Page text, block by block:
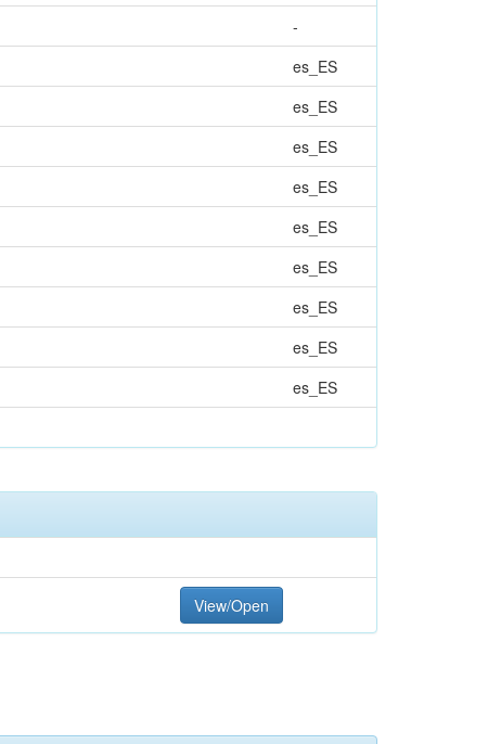
-
es_ES
es_ES
es_ES
es_ES
es_ES
es_ES
es_ES
es_ES
es_ES
View/Open